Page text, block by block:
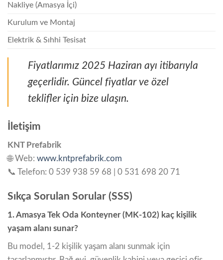
Nakliye (Amasya İçi)
Kurulum ve Montaj
Elektrik & Sıhhi Tesisat
Fiyatlarımız 2025 Haziran ayı itibarıyla
geçerlidir. Güncel fiyatlar ve özel
teklifler için bize ulaşın.
İletişim
KNT Prefabrik
🌐 Web: www.kntprefabrik.com
📞 Telefon: 0 539 938 59 68 | 0 531 698 20 71
Sıkça Sorulan Sorular (SSS)
1. Amasya Tek Oda Konteyner (MK-102) kaç kişilik
yaşam alanı sunar?
Bu model, 1-2 kişilik yaşam alanı sunmak için